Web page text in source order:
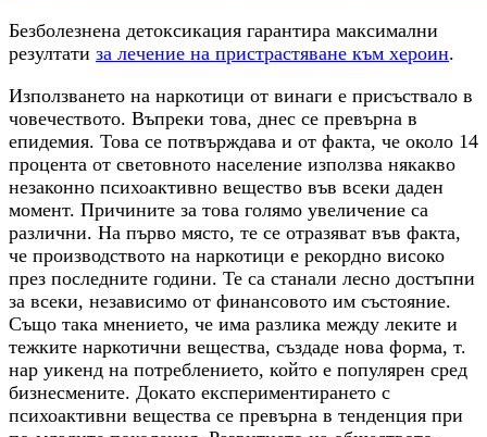
Безболезнена детоксикация гарантира максимални
резултати за лечение на пристрастяване към хероин.
Използването на наркотици от винаги е присъствало в
човечеството. Въпреки това, днес се превърна в
епидемия. Това се потвърждава и от факта, че около 14
процента от световното население използва някакво
незаконно психоактивно вещество във всеки даден
момент. Причините за това голямо увеличение са
различни. На първо място, те се отразяват във факта,
че производството на наркотици е рекордно високо
през последните години. Те са станали лесно достъпни
за всеки, независимо от финансовото им състояние.
Също така мнението, че има разлика между леките и
тежките наркотични вещества, създаде нова форма, т.
нар уикенд на потреблението, който е популярен сред
бизнесмените. Докато експериментирането с
психоактивни вещества се превърна в тенденция при